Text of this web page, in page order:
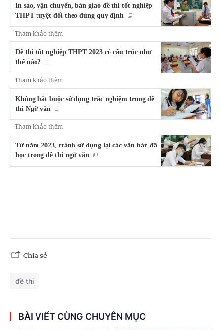
In sao, vận chuyển, bàn giao đề thi tốt nghiệp
THPT tuyệt đối theo đúng quy định
Tham khảo thêm
Đề thi tốt nghiệp THPT 2023 có cấu trúc như
thế nào?
Tham khảo thêm
Không bắt buộc sử dụng trắc nghiệm trong đề
thi Ngữ văn
Tham khảo thêm
Từ năm 2023, tránh sử dụng lại các văn bản đã
học trong đề thi ngữ văn
Chia sẻ
đề thi
BÀI VIẾT CÙNG CHUYÊN MỤC